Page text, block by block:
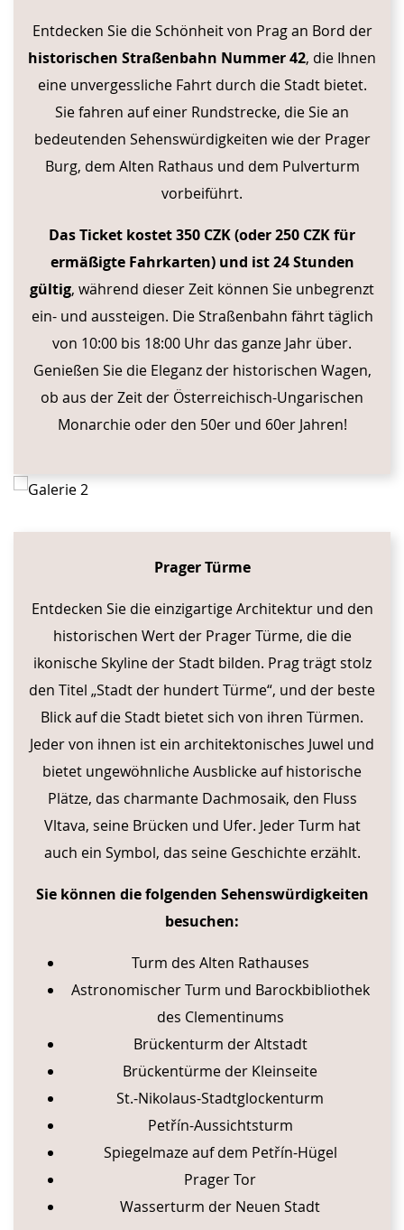
Entdecken Sie die Schönheit von Prag an Bord der
historischen Straßenbahn Nummer 42, die Ihnen
eine unvergessliche Fahrt durch die Stadt bietet.
Sie fahren auf einer Rundstrecke, die Sie an
bedeutenden Sehenswürdigkeiten wie der Prager
Burg, dem Alten Rathaus und dem Pulverturm
vorbeiführt.
Das Ticket kostet 350 CZK (oder 250 CZK für
ermäßigte Fahrkarten) und ist 24 Stunden
gültig, während dieser Zeit können Sie unbegrenzt
ein- und aussteigen. Die Straßenbahn fährt täglich
von 10:00 bis 18:00 Uhr das ganze Jahr über.
Genießen Sie die Eleganz der historischen Wagen,
ob aus der Zeit der Österreichisch-Ungarischen
Monarchie oder den 50er und 60er Jahren!
Prager Türme
Entdecken Sie die einzigartige Architektur und den
historischen Wert der Prager Türme, die die
ikonische Skyline der Stadt bilden. Prag trägt stolz
den Titel „Stadt der hundert Türme“, und der beste
Blick auf die Stadt bietet sich von ihren Türmen.
Jeder von ihnen ist ein architektonisches Juwel und
bietet ungewöhnliche Ausblicke auf historische
Plätze, das charmante Dachmosaik, den Fluss
Vltava, seine Brücken und Ufer. Jeder Turm hat
auch ein Symbol, das seine Geschichte erzählt.
Sie können die folgenden Sehenswürdigkeiten
besuchen:
Turm des Alten Rathauses
Astronomischer Turm und Barockbibliothek
des Clementinums
Brückenturm der Altstadt
Brückentürme der Kleinseite
St.-Nikolaus-Stadtglockenturm
Petřín-Aussichtsturm
Spiegelmaze auf dem Petřín-Hügel
Prager Tor
Wasserturm der Neuen Stadt